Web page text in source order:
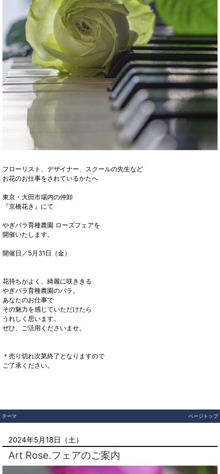
フローリスト、デザイナー、スクールの先生など
お花のお仕事をされているかたへ
東京・大田市場内の仲卸
『京橋花き』にて
やぎバラ育種農園 ローズフェアを
開催いたします。
開催日／5月31日（金）
花持ちがよく、綺麗に咲ききる
やぎバラ育種農園のバラ。
あなたのお仕事で
その魅力を感じていただけたら
うれしく思います。
ぜひ、ご活用くださいませ。
＊売り切れ次第終了となりますので
ご了承ください。
テーマ ページトップ
2024年5月18日（土）
Art Rose.フェアのご案内